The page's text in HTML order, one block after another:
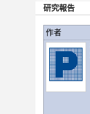
研究報告
作者